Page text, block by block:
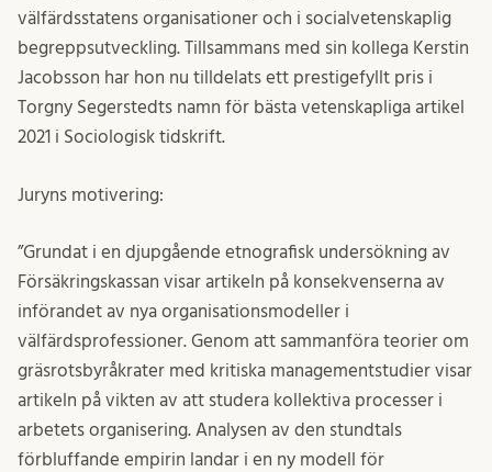
välfärdsstatens organisationer och i socialvetenskaplig
begreppsutveckling. Tillsammans med sin kollega Kerstin
Jacobsson har hon nu tilldelats ett prestigefyllt pris i
Torgny Segerstedts namn för bästa vetenskapliga artikel
2021 i Sociologisk tidskrift.
Juryns motivering:
”Grundat i en djupgående etnografisk undersökning av
Försäkringskassan visar artikeln på konsekvenserna av
införandet av nya organisationsmodeller i
välfärdsprofessioner. Genom att sammanföra teorier om
gräsrotsbyråkrater med kritiska managementstudier visar
artikeln på vikten av att studera kollektiva processer i
arbetets organisering. Analysen av den stundtals
förbluffande empirin landar i en ny modell för